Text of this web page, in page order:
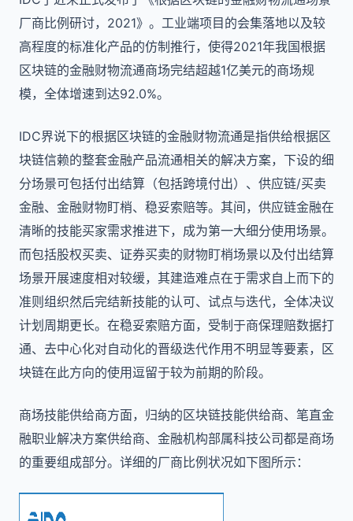
厂商比例研讨，2021》。工业端项目的会集落地以及较
高程度的标准化产品的仿制推行，使得2021年我国根据
区块链的金融财物流通商场完结超越1亿美元的商场规
模，全体增速到达92.0%。
IDC界说下的根据区块链的金融财物流通是指供给根据区
块链信赖的整套金融产品流通相关的解决方案，下设的细
分场景可包括付出结算（包括跨境付出）、供应链/买卖
金融、金融财物盯梢、稳妥索赔等。其间，供应链金融在
清晰的技能买家需求推进下，成为第一大细分使用场景。
而包括股权买卖、证券买卖的财物盯梢场景以及付出结算
场景开展速度相对较缓，其建造难点在于需求自上而下的
准则组织然后完结新技能的认可、试点与迭代，全体决议
计划周期更长。在稳妥索赔方面，受制于商保理赔数据打
通、去中心化对自动化的晋级迭代作用不明显等要素，区
块链在此方向的使用逗留于较为前期的阶段。
商场技能供给商方面，归纳的区块链技能供给商、笔直金
融职业解决方案供给商、金融机构部属科技公司都是商场
的重要组成部分。详细的厂商比例状况如下图所示：